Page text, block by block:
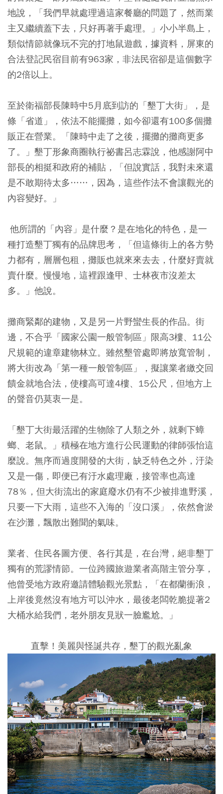
地說，「我們早就處理過這家餐廳的問題了，然而業
主又繼續蓋下去，只好再著手處理。」小小半島上，
類似情節就像玩不完的打地鼠遊戲，據資料，屏東的
合法登記民宿目前有963家，非法民宿卻是這個數字
的2倍以上。
至於衛福部長陳時中5月底到訪的「墾丁大街」，是
條「省道」，依法不能擺攤，如今卻還有100多個攤
販正在營業。「陳時中走了之後，擺攤的攤商更多
了。」墾丁形象商圈執行祕書呂志霖說，他感謝阿中
部長的相挺和政府的補貼，「但說實話，我對未來還
是不敢期待太多……，因為，這些作法不會讓觀光的
內容變好。」
他所謂的「內容」是什麼？是在地化的特色，是一
種打造墾丁獨有的品牌思考，「但這條街上的各方勢
力都有，層層包租，攤販也就來來去去，什麼好賣就
賣什麼。慢慢地，這裡跟逢甲、士林夜市沒差太
多。」他說。
攤商緊鄰的建物，又是另一片野蠻生長的作品。街
邊，不合乎「國家公園一般管制區」限高3樓、11公
尺規範的違章建物林立。雖然墾管處即將放寬管制，
將大街改為「第一種一般管制區」，擬讓業者繳交回
饋金就地合法，使樓高可達4樓、15公尺，但地方上
的聲音仍莫衷一是。
「墾丁大街最活躍的生物除了人類之外，就剩下蟑
螂、老鼠。」積極在地方進行公民運動的律師張怡這
麼說。無序而過度開發的大街，缺乏特色之外，汙染
又是一傷，即便已有汙水處理廠，接管率也高達
78％，但大街流出的家庭廢水仍有不少被排進野溪，
只要一下大雨，這些不入海的「沒口溪」，依然會淤
在沙灘，飄散出難聞的氣味。
業者、住民各圖方便、各行其是，在台灣，絕非墾丁
獨有的荒謬情節。一位跨國旅遊業者高階主管分享，
他曾受地方政府邀請體驗觀光景點，「在都蘭衝浪，
上岸後竟然沒有地方可以沖水，最後老闆乾脆提著2
大桶水給我們，老外朋友見狀一臉尷尬。」
直擊！美麗與怪誕共存，墾丁的觀光亂象